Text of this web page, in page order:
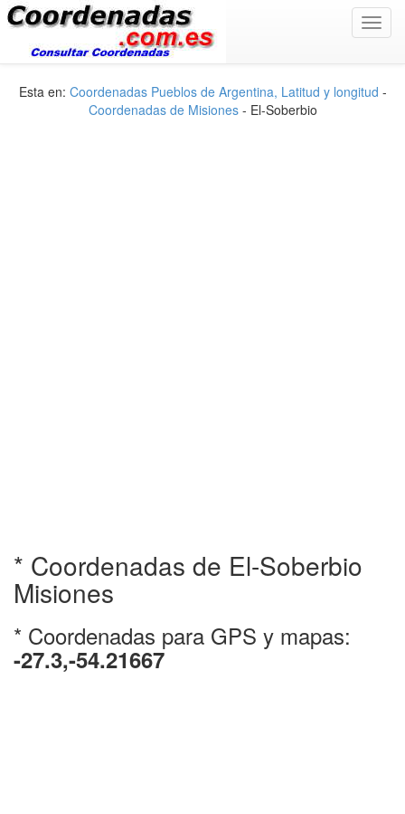
Esta en: Coordenadas Pueblos de Argentina, Latitud y longitud -
Coordenadas de Misiones- El-Soberbio
* Coordenadas de El-Soberbio
Misiones
* Coordenadas para GPS y mapas:
-27.3,-54.21667